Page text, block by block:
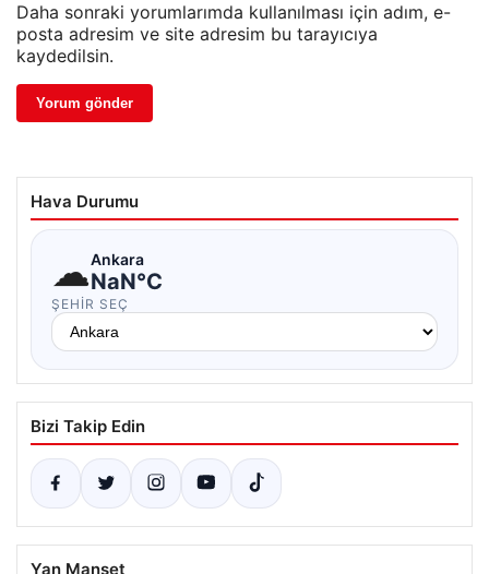
Daha sonraki yorumlarımda kullanılması için adım, e-
posta adresim ve site adresim bu tarayıcıya
kaydedilsin.
Hava Durumu
☁Ankara
NaN°C
ŞEHIR SEÇ
Bizi Takip Edin
Yan Manşet